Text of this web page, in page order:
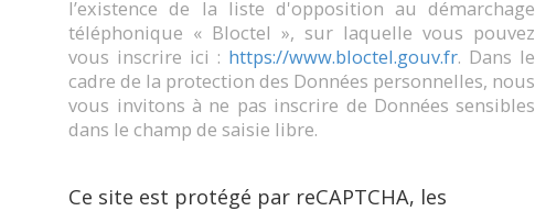
l’existence de la liste d'opposition au démarchage
téléphonique « Bloctel », sur laquelle vous pouvez
vous inscrire ici : https://www.bloctel.gouv.fr. Dans le
cadre de la protection des Données personnelles, nous
vous invitons à ne pas inscrire de Données sensibles
dans le champ de saisie libre.
Ce site est protégé par reCAPTCHA, les